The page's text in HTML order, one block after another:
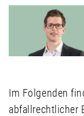
Im Folgenden
abfallrechtlicher